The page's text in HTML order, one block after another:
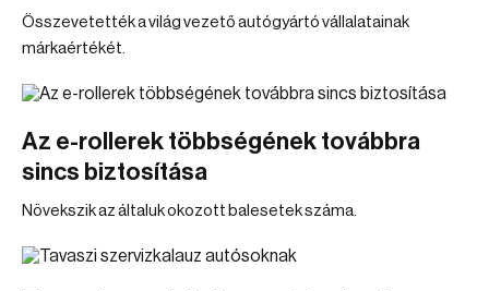
Összevetették a világ vezető autógyártó vállalatainak
márkaértékét.
Az e-rollerek többségének továbbra
sincs biztosítása
Növekszik az általuk okozott balesetek száma.